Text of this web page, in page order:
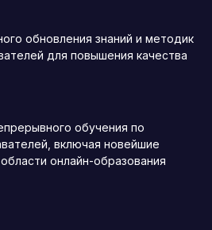
обновления знаний и методик
для повышения качества
обучения по
включая новейшие
онлайн-образования